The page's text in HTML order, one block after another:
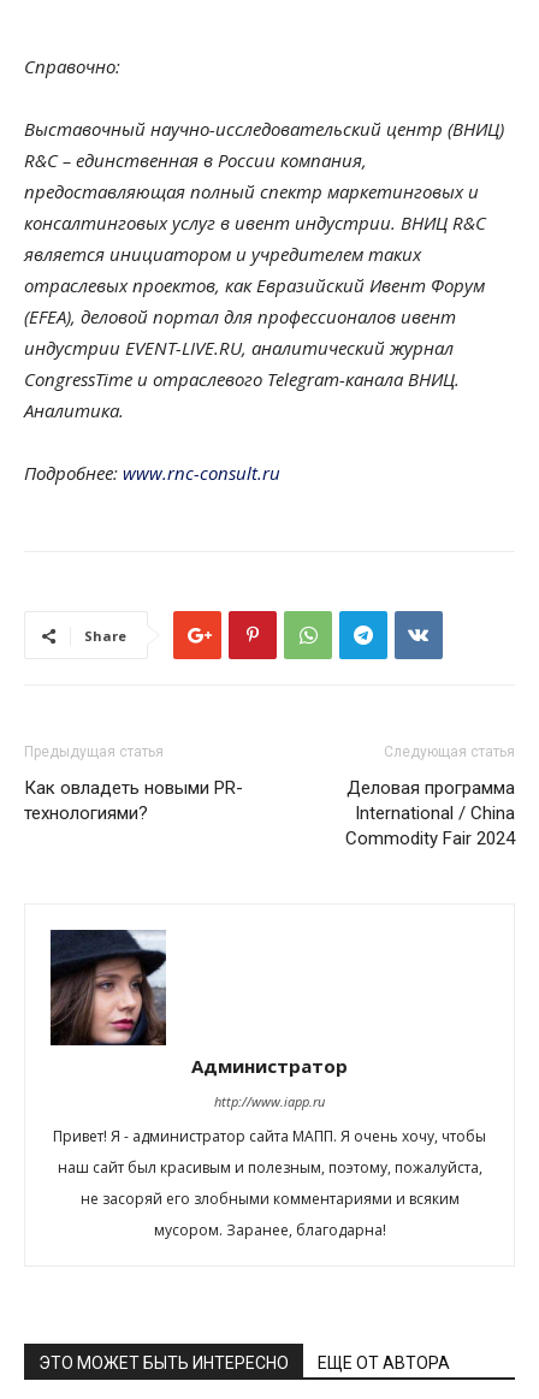
Справочно:
Выставочный научно-исследовательский центр (ВНИЦ)
R&C – единственная в России компания,
предоставляющая полный спектр маркетинговых и
консалтинговых услуг в ивент индустрии. ВНИЦ R&C
является инициатором и учредителем таких
отраслевых проектов, как Евразийский Ивент Форум
(EFEA), деловой портал для профессионалов ивент
индустрии EVENT-LIVE.RU, аналитический журнал
CongressTime и отраслевого Telegram-канала ВНИЦ.
Аналитика.
Подробнее: www.rnc-consult.ru
Share
Предыдущая статья
Как овладеть новыми PR-
технологиями?
Следующая статья
Деловая программа
International / China
Commodity Fair 2024
Администратор
http://www.iapp.ru
Привет! Я - администратор сайта МАПП. Я очень хочу, чтобы
наш сайт был красивым и полезным, поэтому, пожалуйста,
не засоряй его злобными комментариями и всяким
мусором. Заранее, благодарна!
ЭТО МОЖЕТ БЫТЬ ИНТЕРЕСНО ЕЩЕ ОТ АВТОРА